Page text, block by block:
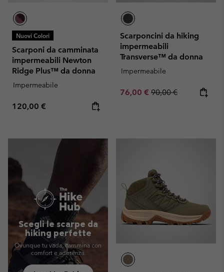
Nuovi Colori
Scarponi da camminata
impermeabili Newton
Ridge Plus™ da donna
Impermeabile
Regular price:
120,00 €
Scarponcini da hiking
impermeabili
Transverse™ da donna
Impermeabile
Sale price:
76,00 € Regular price:
90,00 €
Scegli le scarpe da
hiking perfette
Ovunque tu vada, cammina con
comfort e aderenza.